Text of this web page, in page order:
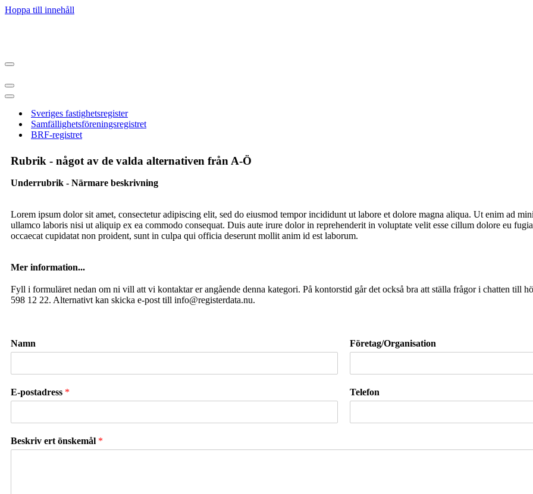
Hoppa till innehåll
Sveriges fastighetsregister
Samfällighetsföreningsregistret
BRF-registret
Rubrik - något av de valda alternativen från A-Ö
Underrubrik - Närmare beskrivning
Lorem ipsum dolor sit amet, consectetur adipiscing elit, sed do eiusmod tempor incididunt ut labore et dolore magna aliqua. Ut enim ad
ullamco laboris nisi ut aliquip ex ea commodo consequat. Duis aute irure dolor in reprehenderit in voluptate velit esse cillum dolore eu
occaecat cupidatat non proident, sunt in culpa qui officia deserunt mollit anim id est laborum.
Mer information...
Fyll i formuläret nedan om ni vill att vi kontaktar er angående denna kategori. På kontorstid går det också bra att ställa frågor i chatten till
598 12 22. Alternativt kan skicka e-post till info@registerdata.nu.
Namn Företag/Organisation
E-postadress * Telefon
Beskriv ert önskemål *